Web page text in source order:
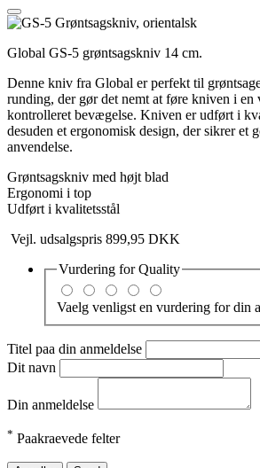
Global GS-5 grøntsagskniv 14 cm.
Denne kniv fra Global er perfekt til
runding, der gør det nemt at føre kniven i en
kontrolleret bevægelse. Kniven er udført i
desuden et ergonomisk design, der sikrer et
anvendelse.
Grøntsagskniv med højt blad
Ergonomi i top
Udført i kvalitetsstål
Vejl. udsalgspris 899,95 DKK
Vurdering forQuality
Vaelg venligst en vurdering for din
Titel paa din anmeldelse
Dit navn
Din anmeldelse
* Paakraevede felter